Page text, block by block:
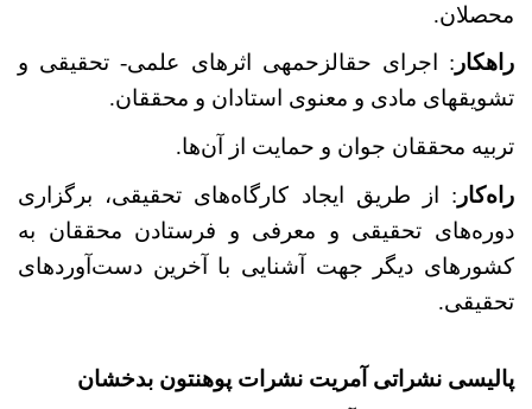
محصلان.
راه­کار : اجرای حق­الزحمه­ی اثرهای علمی- تحقیقی و
تشویق­های مادی و معنوی استادان و محققان.
تربیه‌ محققان جوان و حمایت از آن‌ها.
راه‌کار : از طریق ایجاد کارگاه‌های تحقیقی، برگزاری
دوره‌های تحقیقی و معرفی و فرستادن محققان به
کشور‌های‌ دیگر جهت آشنایی با آخرین دست‌آورد‌های
تحقیقی.
پالیسی نشراتی آمریت نشرات پوهنتون بدخشان